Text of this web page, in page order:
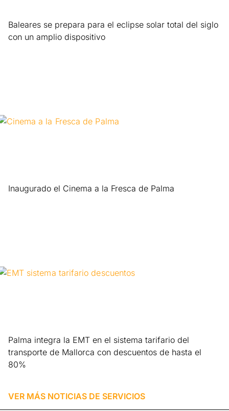
Baleares se prepara para el eclipse solar total del siglo
con un amplio dispositivo
Inaugurado el Cinema a la Fresca de Palma
Palma integra la EMT en el sistema tarifario del
transporte de Mallorca con descuentos de hasta el
80%
VER MÁS NOTICIAS DE SERVICIOS